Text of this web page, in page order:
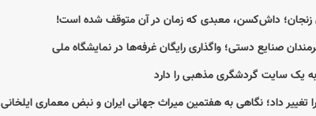
زنجان؛ داش‌کسن، معبدی که زمان در آن متوقف شده است!
صنایع دستی؛ واگذاری رایگان غرفه‌ها در نمایشگاه ملی
یک سایت گردشگری مذهبی را دارد
تغییر داد؛ نگاهی به هفتمین میراث جهانی ایران و نبض معماری ایلخانی